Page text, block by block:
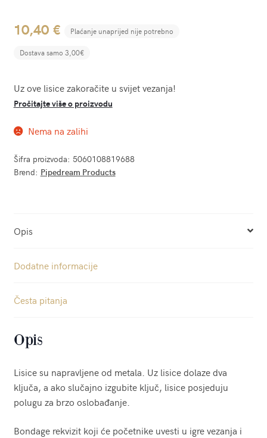
10,40 € Plaćanje unaprijed nije potrebno
Dostava samo 3,00€
Uz ove lisice zakoračite u svijet vezanja!
Pročitajte više o proizvodu
Nema na zalihi
Šifra proizvoda: 5060108819688
Brend: Pipedream Products
Opis
Dodatne informacije
Česta pitanja
Opis
Lisice su napravljene od metala. Uz lisice dolaze dva
ključa, a ako slučajno izgubite ključ, lisice posjeduju
polugu za brzo oslobađanje.
Bondage rekvizit koji će početnike uvesti u igre vezanja i